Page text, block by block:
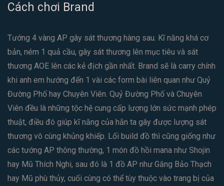
Cách chơi Brand
Tướng 4 vàng AP gây sát thương hàng sau. Kĩ năng khá cơ
bản, ném 1 quả cầu, gây sát thương lên mục tiêu và sát
thương AOE lên các kẻ địch gần nhất. Brand sẽ là carry chính
khi anh em hướng đến 1 vài các form bài liên quan như Quỷ
Đường Phố hay Chuyên Viên. Quỷ Đường Phố và Chuyên
Viên đều là những tộc hệ cung cấp lượng lớn sức mạnh phép
thuật, điều đó giúp kĩ năng của hắn ta gây được lượng sát
thương vô cùng khủng khiếp. Lối build đồ thì cũng giống như
các tướng AP thông thường, 1 món đồ hồi mana như Shojin
hay Mũ Thích Nghi, sau đó là 1 đồ AP như Găng Bảo Thạch
hay Mũ phù thủy, cuối cùng có thể tùy thuộc vào trang bị của